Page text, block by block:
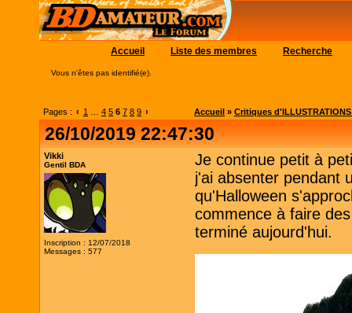
Accueil Liste des membres Recherche
Vous n'êtes pas identifié(e).
Pages : ‹ 1 4 5 6 7 8 9 › Accueil » Critiques
26/10/2019 22:47:30
Vikki
Gentil BDA
Inscription : 12/07/2018
Messages : 577
Je continue petit à
j'ai absenter pendant
qu'Halloween
commence à faire
terminé aujourd'hui.